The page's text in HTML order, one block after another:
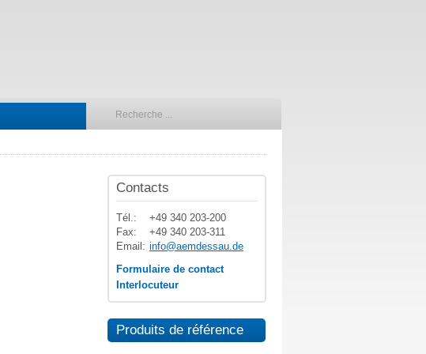
Contacts
Tél.:
+49 340 203-200
Fax:
+49 340 203-311
Email: info@aemdessau.de
Formulaire de contact
Interlocuteur
Produits de référence